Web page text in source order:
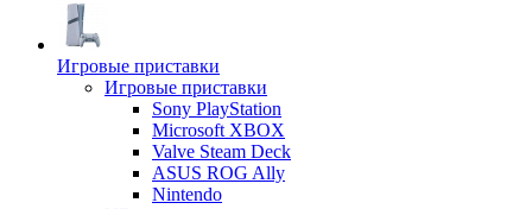
Игровые приставки
Игровые приставки
Sony PlayStation
Microsoft XBOX
Valve Steam Deck
ASUS ROG Ally
Nintendo